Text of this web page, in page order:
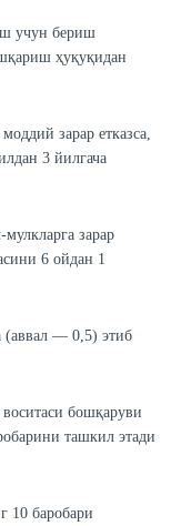
учун бериш
ҳуқуқидан
зарар етказса,
3 йилгача
зарар
6 ойдан 1
— 0,5) этиб
бошқаруви
ташкил этади
баробари